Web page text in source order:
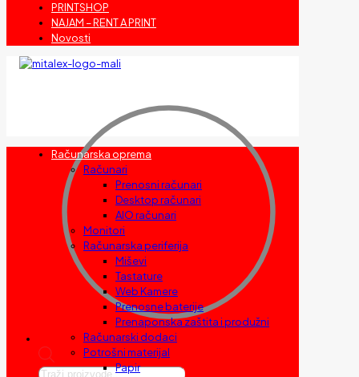
PRINTSHOP
NAJAM – RENT A PRINT
Novosti
Products
Računarska oprema
Računari
Prenosni računari
Desktop računari
AIO računari
Monitori
Računarska periferija
Miševi
Tastature
Web Kamere
Prenosne baterije
Prenaponska zaštita i produžni
Računarski dodaci
Potrošni materijal
Papir